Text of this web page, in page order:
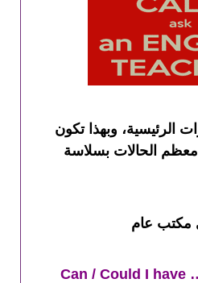
الرئيسية، وبهذا تكون
الحالات بسلاسة
مكتب عام
(Hello.) Can / Could I